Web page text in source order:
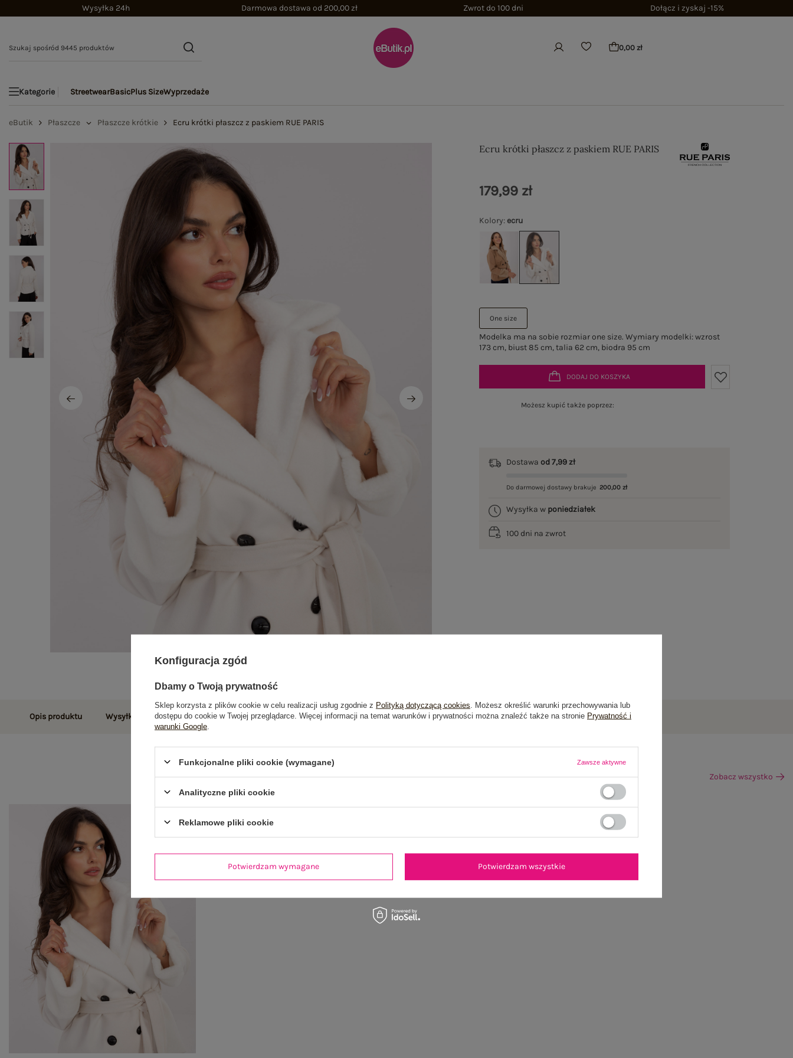
Wysyłka 24h Darmowa dostawa od 200,00 zł Zwrot do 100 dni Dołącz i zyskaj -15%
0,00 zł
Kategorie StreetwearBasicPlus SizeWyprzedaże
eButik Płaszcze Płaszcze krótkie Ecru krótki płaszcz z paskiem RUE PARIS
Ecru krótki płaszcz z paskiem RUE PARIS
Kolory: ecru
One size
Modelka ma na sobie rozmiar one size. Wymiary modelki: wzrost
173 cm, biust 85 cm, talia 62 cm, biodra 95 cm
179,99 zł
DODAJ DO KOSZYKA
Możesz kupić także poprzez:
Dostawaod 7,99 zł
Do darmowej dostawy brakuje 200,00 zł
Wysyłka w poniedziałek
100 dni na zwrot
Opis produktu Wysyłka i dostawa Zwroty i reklamacje Opinie o produkcie(0)
Zobacz wszystko
Konfiguracja zgód
Dbamy o Twoją prywatność
Sklep korzysta z plików cookie w celu realizacji usług zgodnie z Polityką dotyczącą cookies . Możesz określić warunki przechowywania lub
dostępu do cookie w Twojej przeglądarce. Więcej informacji na temat warunków i prywatności można znaleźć także na stronie Prywatność i
warunki Google
Funkcjonalne pliki cookie (wymagane) Zawsze aktywne
Analityczne pliki cookie
Reklamowe pliki cookie
Potwierdzam wymagane Potwierdzam wszystkie